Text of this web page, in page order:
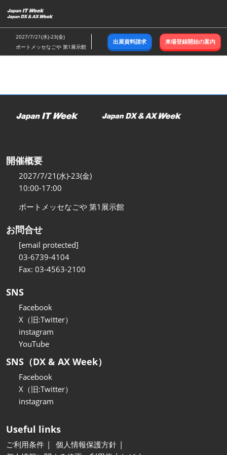
キ
ッ
し
む
2027/7/21(水)-23(金)
ポートメッセなごや 第1展示館
出展資料請求 来場登録開始の案内
開催概要
2027/7/21(水)-23(金)
10:00-17:00
ポートメッセなごや 第1展示館
お問合せ
[email protected]
03-6739-4104
Fax: 03-4563-2100
SNS
Facebook
X（旧:Twitter）
instagram
YouTube
SNS（DX & AX Week）
Facebook
X（旧:Twitter）
instagram
Useful links
ご利用条件
個人情報保護方針